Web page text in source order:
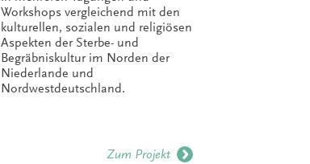
Workshops vergleichend mit den
kulturellen, sozialen und religiösen
Aspekten der Sterbe- und
Begräbniskultur im Norden der
Niederlande und
Nordwestdeutschland.
Zum Projekt